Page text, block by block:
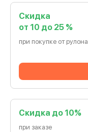
Скидка
от 10 до 25 %
при покупке от рулона
Cкидка до 10%
при заказе